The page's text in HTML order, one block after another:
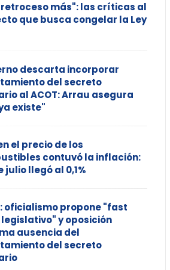
más": las críticas al
que busca congelar la Ley
descarta incorporar
del secreto
al ACOT: Arrau asegura
existe"
el precio de los
contuvó la inflación:
julio llegó al 0,1%
oficialismo propone "fast
y oposición
ausencia del
del secreto